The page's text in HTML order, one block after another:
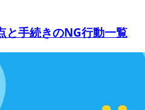
と手続きのNG行動一覧